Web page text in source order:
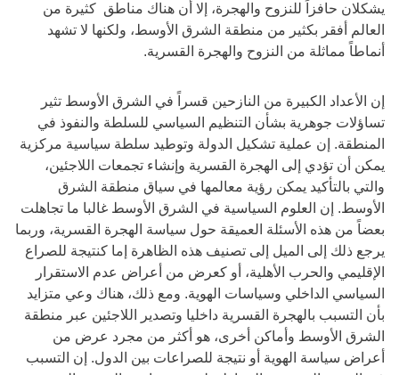
يشكلان حافزاً للنزوح والهجرة، إلا أن هناك مناطق كثيرة من
العالم أفقر بكثير من منطقة الشرق الأوسط، ولكنها لا تشهد
أنماطاً مماثلة من النزوح والهجرة القسرية.
إن الأعداد الكبيرة من النازحين قسراً في الشرق الأوسط تثير
تساؤلات جوهرية بشأن التنظيم السياسي للسلطة والنفوذ في
المنطقة. إن عملية تشكيل الدولة وتوطيد سلطة سياسية مركزية
يمكن أن تؤدي إلى الهجرة القسرية وإنشاء تجمعات اللاجئين،
والتي بالتأكيد يمكن رؤية معالمها في سياق منطقة الشرق
الأوسط. إن العلوم السياسية في الشرق الأوسط غالبا ما تجاهلت
بعضاً من هذه الأسئلة العميقة حول سياسة الهجرة القسرية، وربما
يرجع ذلك إلى الميل إلى تصنيف هذه الظاهرة إما كنتيجة للصراع
الإقليمي والحرب الأهلية، أو كعرض من أعراض عدم الاستقرار
السياسي الداخلي وسياسات الهوية. ومع ذلك، هناك وعي متزايد
بأن التسبب بالهجرة القسرية داخليا وتصدير اللاجئين عبر منطقة
الشرق الأوسط وأماكن أخرى، هو أكثر من مجرد عرض من
أعراض سياسة الهوية أو نتيجة للصراعات بين الدول. إن التسبب